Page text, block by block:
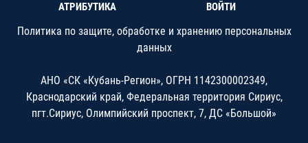
АТРИБУТИКА ВОЙТИ
Политика по защите, обработке и хранению персональных
данных
АНО «СК «Кубань-Регион», ОГРН 1142300002349,
Краснодарский край, Федеральная территория Сириус,
пгт.Сириус, Олимпийский проспект, 7, ДС «Большой»